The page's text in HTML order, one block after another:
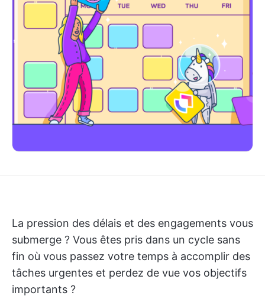
La pression des délais et des engagements vous
submerge ? Vous êtes pris dans un cycle sans
fin où vous passez votre temps à accomplir des
tâches urgentes et perdez de vue vos objectifs
importants ?